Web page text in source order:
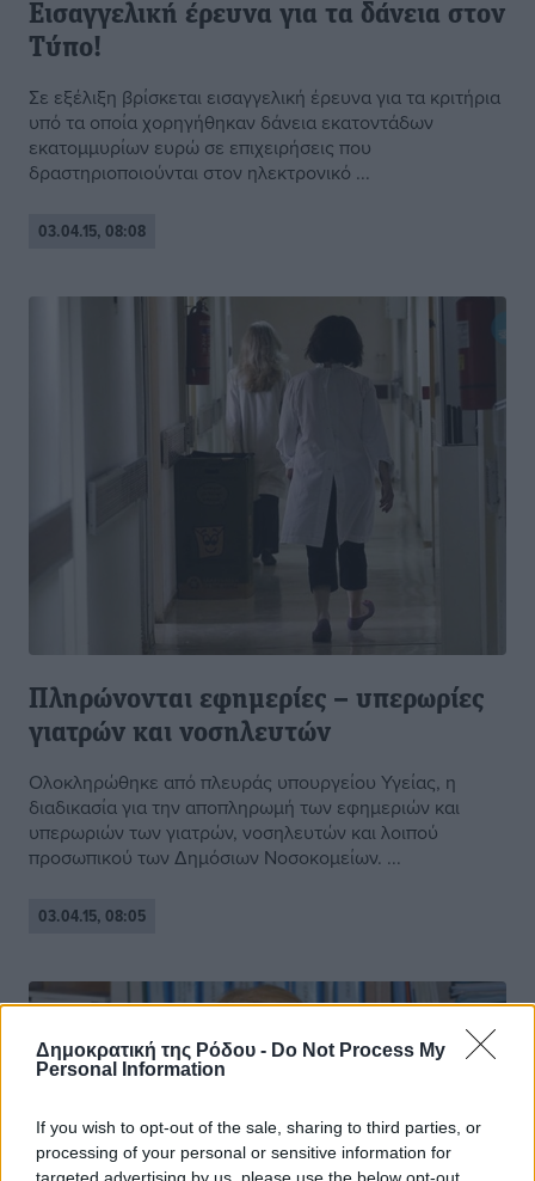
Δημοκρατική της Ρόδου - Do Not Process My
Personal Information
If you wish to opt-out of the sale, sharing to third parties, or
processing of your personal or sensitive information for
Εισαγγελική έρευνα για τα δάνεια στον
Τύπο!
Σε εξέλιξη βρίσκεται εισαγγελική έρευνα για τα κριτήρια
υπό τα οποία χορηγήθηκαν δάνεια εκατοντάδων
εκατομμυρίων ευρώ σε επιχειρήσεις που
δραστηριοποιούνται στον ηλεκτρονικό ...
03.04.15, 08:08
Πληρώνονται εφημερίες – υπερωρίες
γιατρών και νοσηλευτών
Ολοκληρώθηκε από πλευράς υπουργείου Υγείας, η
διαδικασία για την αποπληρωμή των εφημεριών και
υπερωριών των γιατρών, νοσηλευτών και λοιπού
προσωπικού των Δημόσιων Νοσοκομείων. ...
03.04.15, 08:05